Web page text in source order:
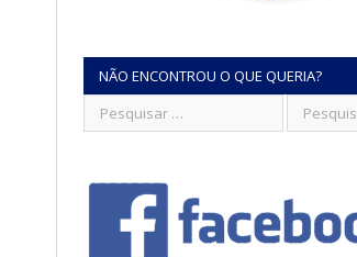
NÃO ENCONTROU O QUE QUERIA?